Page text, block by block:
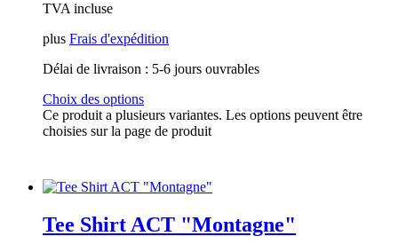
TVA incluse
plus Frais d'expédition
Délai de livraison : 5-6 jours ouvrables
Choix des options
Ce produit a plusieurs variantes. Les options peuvent être
choisies sur la page de produit
Tee Shirt ACT "Montagne"